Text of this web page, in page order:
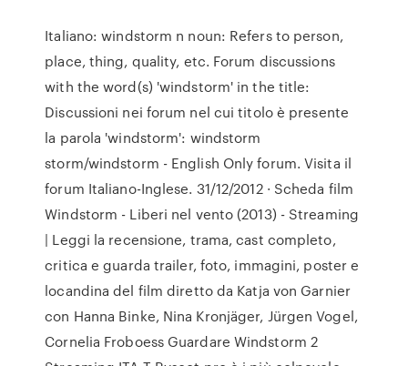
Italiano: windstorm n noun: Refers to person,
place, thing, quality, etc. Forum discussions
with the word(s) 'windstorm' in the title:
Discussioni nei forum nel cui titolo è presente
la parola 'windstorm': windstorm
storm/windstorm - English Only forum. Visita il
forum Italiano-Inglese. 31/12/2012 · Scheda film
Windstorm - Liberi nel vento (2013) - Streaming
| Leggi la recensione, trama, cast completo,
critica e guarda trailer, foto, immagini, poster e
locandina del film diretto da Katja von Garnier
con Hanna Binke, Nina Kronjäger, Jürgen Vogel,
Cornelia Froboess Guardare Windstorm 2